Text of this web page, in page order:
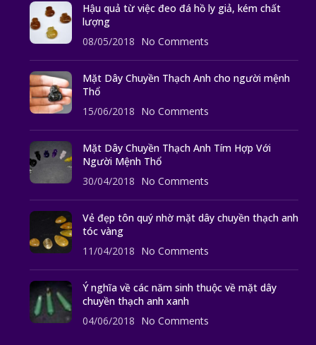
Hậu quả từ việc đeo đá hồ ly giả, kém chất
lượng
08/05/2018 No Comments
Mặt Dây Chuyền Thạch Anh cho người mệnh
Thổ
15/06/2018 No Comments
Mặt Dây Chuyền Thạch Anh Tím Hợp Với
Người Mệnh Thổ
30/04/2018 No Comments
Vẻ đẹp tôn quý nhờ mặt dây chuyền thạch anh
tóc vàng
11/04/2018 No Comments
Ý nghĩa về các năm sinh thuộc về mặt dây
chuyền thạch anh xanh
04/06/2018 No Comments